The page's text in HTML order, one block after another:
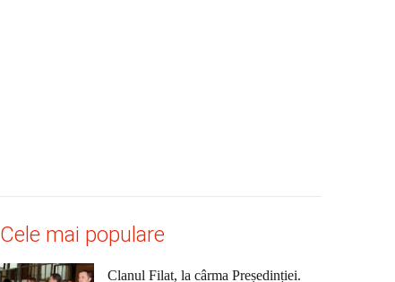
Cele mai populare
Clanul Filat, la cârma Președinției.